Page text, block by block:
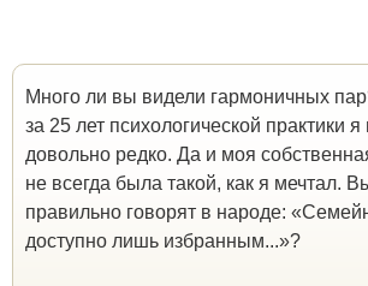
Много ли вы видели гармоничных
за 25 лет психологической практики я
довольно редко. Да и моя
не всегда была такой, как я мечтал.
правильно говорят в народе:
доступно лишь избранным...»?